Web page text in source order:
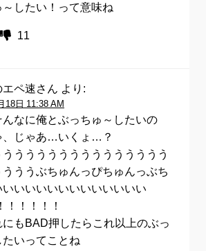
～したい！って意味ね
11
ペ速さん より:
18日 11:38 AM
んなに俺とぶっちゅ～したいの
じゃあ…いくょ…？
ううううううううううううううう
うううぶちゅんっぴちゅんっぶち
いいいいいいいいいいいいい
！！！！！
にもBAD押したらこれ以上のぶっ
たいってことね